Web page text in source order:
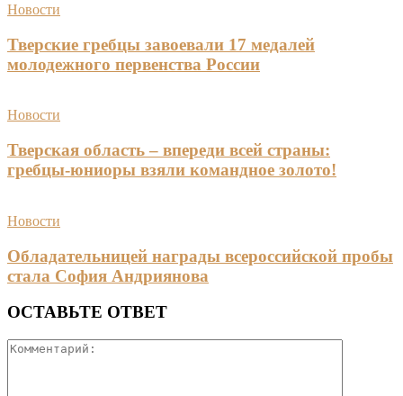
Новости
Тверские гребцы завоевали 17 медалей
молодежного первенства России
Новости
Тверская область – впереди всей страны:
гребцы-юниоры взяли командное золото!
Новости
Обладательницей награды всероссийской пробы
стала София Андриянова
ОСТАВЬТЕ ОТВЕТ